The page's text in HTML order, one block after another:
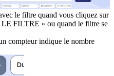
le filtre quand vous cliquez sur
FILTRE » ou quand le filtre se
compteur indique le nombre